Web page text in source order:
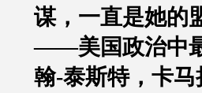
谋，一直是她的
——美国政治中
翰-泰斯特，卡